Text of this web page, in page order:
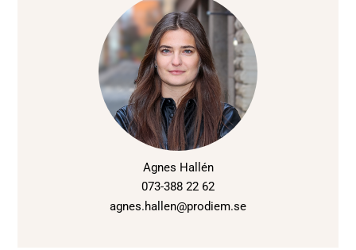
Agnes Hallén
073-388 22 62
agnes.hallen@prodiem.se